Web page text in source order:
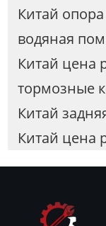
Китай
водяная
Китай цена
тормозные
Китай
Китай цена